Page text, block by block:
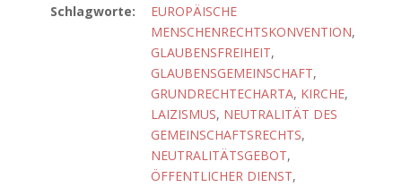
Schlagworte:
EUROPÄISCHE
MENSCHENRECHTSKONVENTION,
GLAUBENSFREIHEIT,
GLAUBENSGEMEINSCHAFT,
GRUNDRECHTECHARTA, KIRCHE,
LAIZISMUS, NEUTRALITÄT DES
GEMEINSCHAFTSRECHTS,
NEUTRALITÄTSGEBOT,
ÖFFENTLICHER DIENST,